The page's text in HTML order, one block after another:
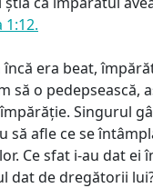
1:12.
era beat,
să o pedepsească,
Singurul
afle ce se
Ce sfat i-au dat ei
dat de dregătorii